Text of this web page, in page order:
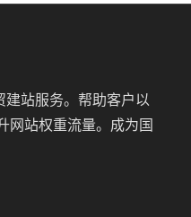
站服务。帮助客户以
网站权重流量。成为国